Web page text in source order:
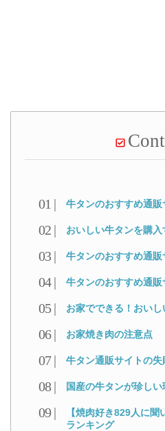
牛タンのおすすめ通販
おいしい牛タンを購
牛タンのおすすめ通販
牛タンのおすすめ通
お家でできる！おい
お家焼き肉の注意点
牛タン通販サイトの
国産の牛タンが珍しい
【焼肉好き829人に
ランキング